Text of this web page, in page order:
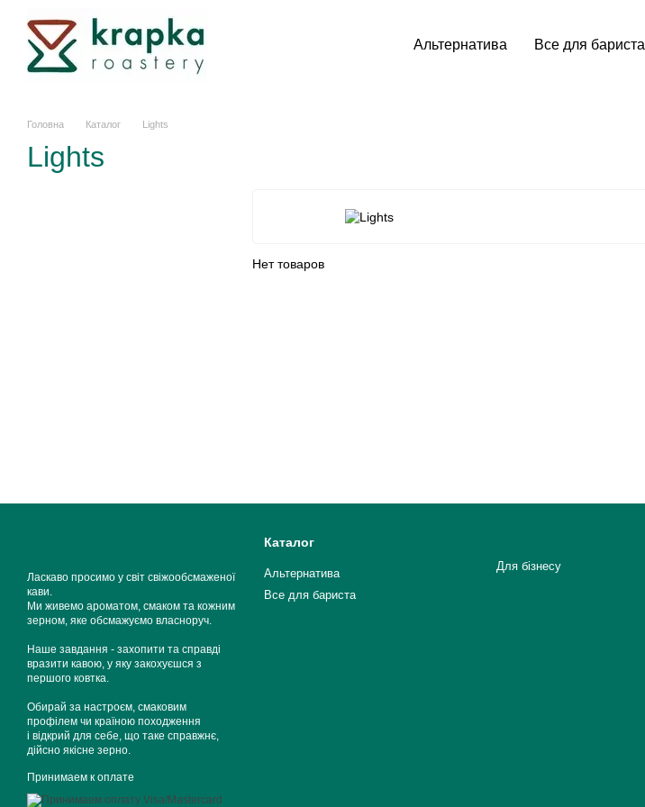
Перейти к основному контенту
Альтернатива Все для бариста
Головна Каталог Lights
Lights
Нет товаров
Ласкаво просимо у світ свіжообсмаженої
кави.
Ми живемо ароматом, смаком та кожним
зерном, яке обсмажуємо власноруч.
Наше завдання - захопити та справді
вразити кавою, у яку закохуєшся з
першого ковтка.
Обирай за настроєм, смаковим
профілем чи країною походження
і відкрий для себе, що таке справжнє,
дійсно якісне зерно.
Принимаем к оплате
Каталог
Альтернатива
Все для бариста
Для бізнесу